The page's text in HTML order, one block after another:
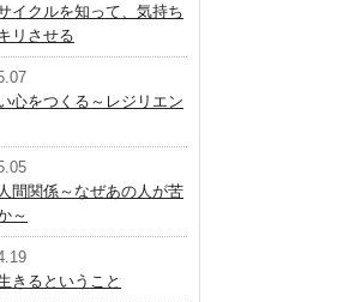
イクルを知って、気持ち
リさせる
心をつくる～レジリエン
間関係～なぜあの人が苦
～
きるということ